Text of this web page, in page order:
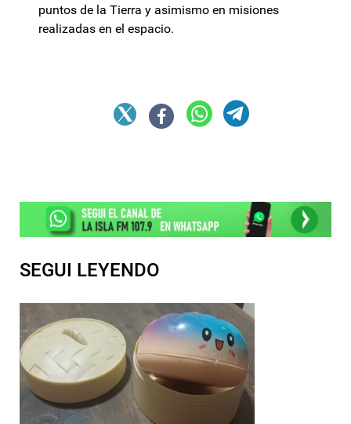
puntos de la Tierra y asimismo en misiones
realizadas en el espacio.
SEGUI LEYENDO